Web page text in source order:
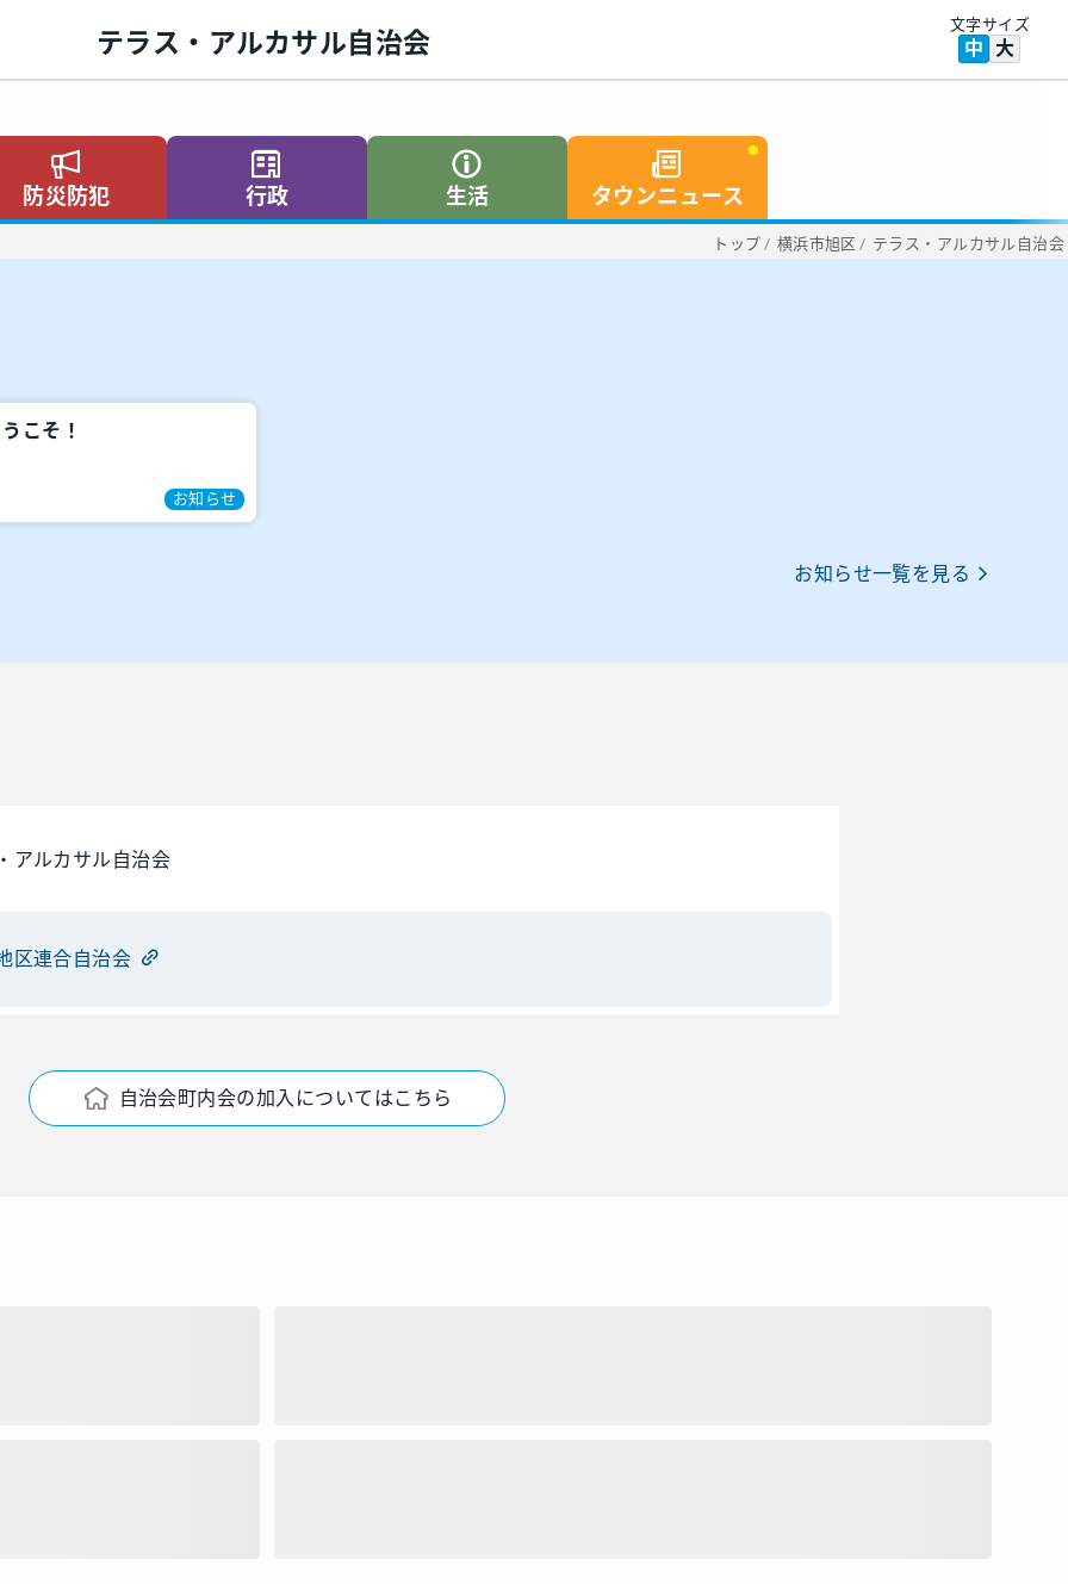
テラス・アルカサル自治会
文字サイズ
中 大
防災防犯 行政 生活 タウンニュース
トップ / 横浜市旭区 / テラス・アルカサル自治会
こそ！
お知らせ
お知らせ一覧を見る
アルカサル自治会
区連合自治会
自治会町内会の加入についてはこちら